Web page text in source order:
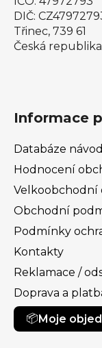
DIČ:
Třinec, 739 61
Česká republika
Informace
Databáze
Hodnocení
Velkoobchodní
Obchodní
Podmínky
Kontakty
Reklamace /
Doprava a
Moje